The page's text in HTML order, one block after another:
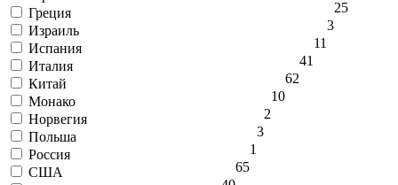
25
Греция
3
Израиль
11
Испания
41
Италия
62
Китай
10
Монако
2
Норвегия
3
Польша
1
Россия
65
США